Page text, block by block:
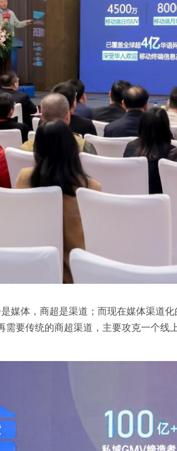
媒体，商超是渠道；而现在媒体渠道
要传统的商超渠道，主要攻克一个线